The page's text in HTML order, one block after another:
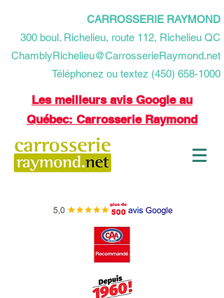
CARROSSERIE RAYMOND
​300 boul. Richelieu, route 112, Richelieu QC
ChamblyRichelieu@CarrosserieRaymond.net
Téléphonez ou textez (450) 658-1000
Les meilleurs avis Google au
Québec: Carrosserie Raymond